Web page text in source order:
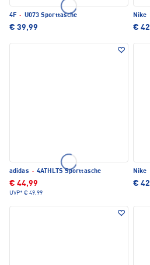
4F · U073 Sporttasche
€ 39,99
Nike
€
adidas · 4ATHLTS Sporttasche
€ 44,99
UVP* € 49,99
Nike
€